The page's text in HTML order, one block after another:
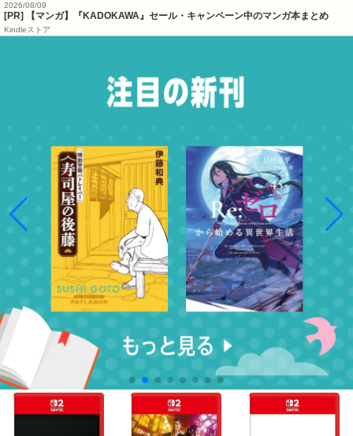
2026/08/09
[PR] 【マンガ】『KADOKAWA』セール・キャンペーン中のマンガ本まとめ
Kindleストア